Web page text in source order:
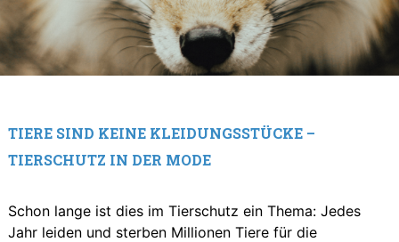
TIERE SIND KEINE KLEIDUNGSSTÜCKE –
TIERSCHUTZ IN DER MODE
Schon lange ist dies im Tierschutz ein Thema: Jedes
Jahr leiden und sterben Millionen Tiere für die